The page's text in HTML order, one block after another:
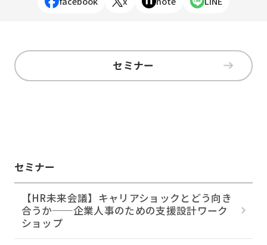
セミナー
セミナー
【HR未来会議】キャリアショックとどう向き
合うか──企業人事のための支援設計ワーク
ショップ